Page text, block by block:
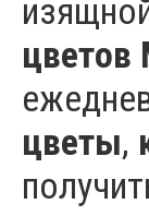
цветов
цветы,